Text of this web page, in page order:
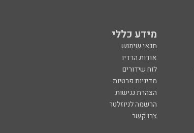
מידע כללי
תנאי שימוש
אודות הרדיו
לוח שידורים
מדיניות פרטיות
הצהרת נגישות
הרשמה לניוזלטר
צרו קשר